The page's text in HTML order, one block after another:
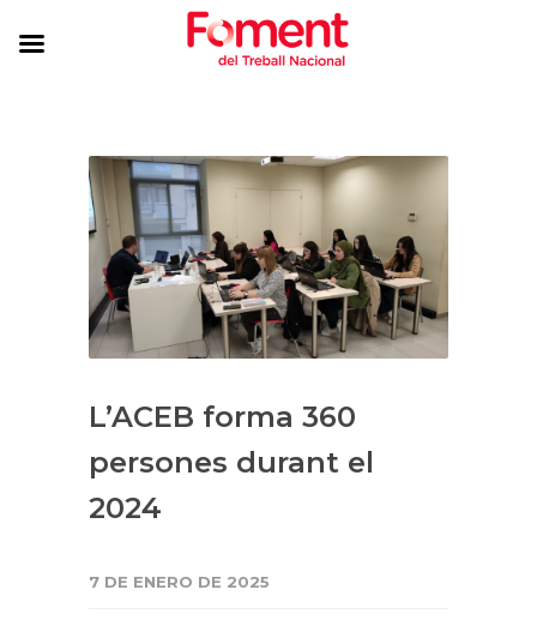
L’ACEB forma 360
persones durant el
2024
7 DE ENERO DE 2025